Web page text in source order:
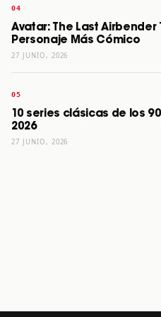
Avatar: The Last
Personaje Más Cómico
27 JUNIO, 2026
10 series clásicas de los
2026
27 JUNIO, 2026